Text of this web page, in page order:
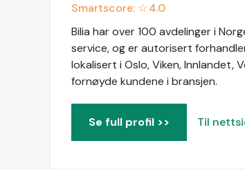
Smartscore: ☆4.0
Bilia har over 100 avdelinger i
service, og er autorisert
lokalisert i Oslo, Viken, Innlandet,
fornøyde kundene i bransjen.
Se full profil >> Til